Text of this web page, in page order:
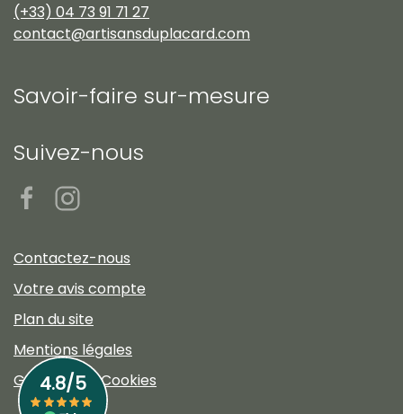
(+33) 04 73 91 71 27
contact@artisansduplacard.com
Savoir-faire sur-mesure
Suivez-nous
Contactez-nous
Votre avis compte
Plan du site
Mentions légales
Gestion des Cookies